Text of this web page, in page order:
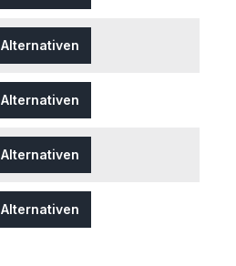
Alternativen
Alternativen
Alternativen
Alternativen